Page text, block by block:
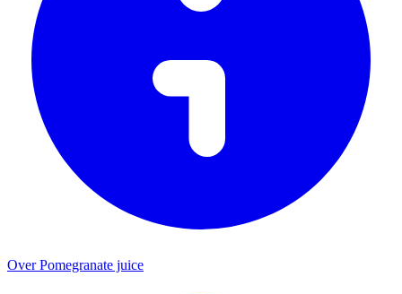
Over Pomegranate juice